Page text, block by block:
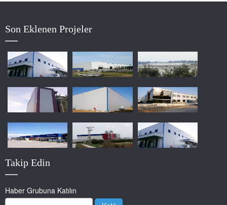
Son Eklenen Projeler
Takip Edin
Haber Grubuna Katılın